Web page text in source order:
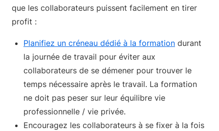
que les collaborateurs puissent facilement en tirer
profit :
Planifiez un créneau dédié à la formation durant
la journée de travail pour éviter aux
collaborateurs de se démener pour trouver le
temps nécessaire après le travail. La formation
ne doit pas peser sur leur équilibre vie
professionnelle / vie privée.
Encouragez les collaborateurs à se fixer à la fois